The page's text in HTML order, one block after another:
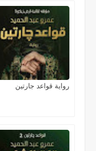
رواية قواعد جارتين